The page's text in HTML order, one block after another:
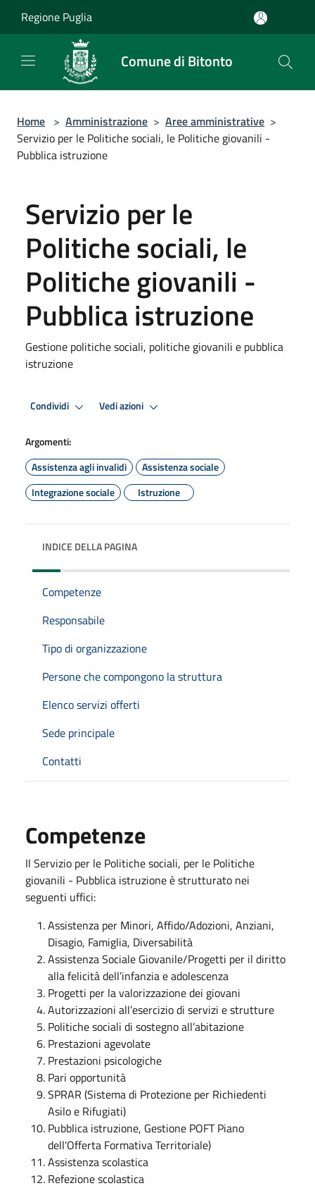
Regione Puglia
Comune di Bitonto
Home > Amministrazione > Aree amministrative >
Servizio per le Politiche sociali, le Politiche giovanili -
Pubblica istruzione
Servizio per le
Politiche sociali, le
Politiche giovanili -
Pubblica istruzione
Gestione politiche sociali, politiche giovanili e pubblica
istruzione
Condividi Vedi azioni
Argomenti:
Assistenza agli invalidi
Assistenza sociale
Integrazione sociale
Istruzione
INDICE DELLA PAGINA
Competenze
Responsabile
Tipo di organizzazione
Persone che compongono la struttura
Elenco servizi offerti
Sede principale
Contatti
Competenze
Il Servizio per le Politiche sociali, per le Politiche
giovanili - Pubblica istruzione è strutturato nei
seguenti uffici:
Assistenza per Minori, Affido/Adozioni, Anziani,
Disagio, Famiglia, Diversabilità
Assistenza Sociale Giovanile/Progetti per il diritto
alla felicità dell’infanzia e adolescenza
Progetti per la valorizzazione dei giovani
Autorizzazioni all’esercizio di servizi e strutture
Politiche sociali di sostegno all’abitazione
Prestazioni agevolate
Prestazioni psicologiche
Pari opportunità
SPRAR (Sistema di Protezione per Richiedenti
Asilo e Rifugiati)
Pubblica istruzione, Gestione POFT Piano
dell'Offerta Formativa Territoriale)
Assistenza scolastica
Refezione scolastica